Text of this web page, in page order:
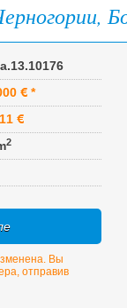
*
2
Вы
отправив